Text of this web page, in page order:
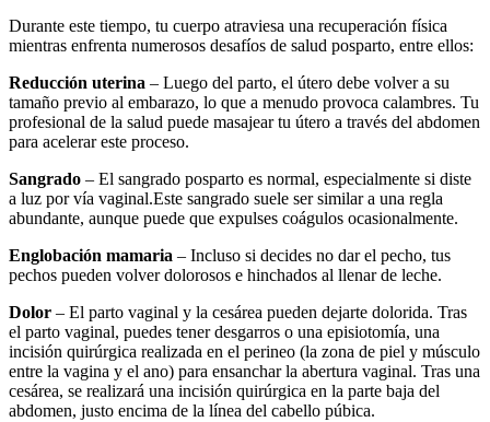
Durante este tiempo, tu cuerpo atraviesa una recuperación física
mientras enfrenta numerosos desafíos de salud posparto, entre ellos:
Reducción uterina – Luego del parto, el útero debe volver a su
tamaño previo al embarazo, lo que a menudo provoca calambres. Tu
profesional de la salud puede masajear tu útero a través del abdomen
para acelerar este proceso.
Sangrado – El sangrado posparto es normal, especialmente si diste
a luz por vía vaginal.Este sangrado suele ser similar a una regla
abundante, aunque puede que expulses coágulos ocasionalmente.
Englobación mamaria – Incluso si decides no dar el pecho, tus
pechos pueden volver dolorosos e hinchados al llenar de leche.
Dolor – El parto vaginal y la cesárea pueden dejarte dolorida. Tras
el parto vaginal, puedes tener desgarros o una episiotomía, una
incisión quirúrgica realizada en el perineo (la zona de piel y músculo
entre la vagina y el ano) para ensanchar la abertura vaginal. Tras una
cesárea, se realizará una incisión quirúrgica en la parte baja del
abdomen, justo encima de la línea del cabello púbica.